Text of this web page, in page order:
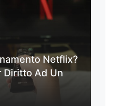
Netflix?
Diritto Ad Un